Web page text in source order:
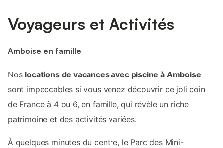
Voyageurs et Activités
Amboise en famille
Nos locations de vacances avec piscine à Amboise
sont impeccables si vous venez découvrir ce joli coin
de France à 4 ou 6, en famille, qui révèle un riche
patrimoine et des activités variées.
À quelques minutes du centre, le Parc des Mini-